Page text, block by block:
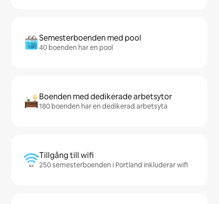
Semesterboenden med pool
40 boenden har en pool
Boenden med dedikerade arbetsytor
180 boenden har en dedikerad arbetsyta
Tillgång till wifi
250 semesterboenden i Portland inkluderar wifi